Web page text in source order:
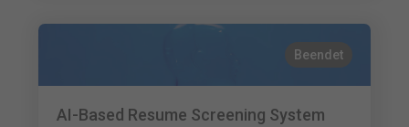
Beendet
AI-Based Resume Screening System